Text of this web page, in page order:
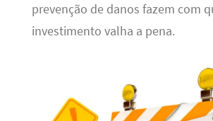
prevenção de danos fazem com
investimento valha a pena.